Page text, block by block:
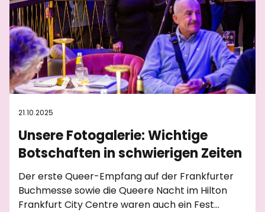
21.10.2025
Unsere Fotogalerie: Wichtige
Botschaften in schwierigen Zeiten
Der erste Queer-Empfang auf der Frankfurter
Buchmesse sowie die Queere Nacht im Hilton
Frankfurt City Centre waren auch ein Fest…